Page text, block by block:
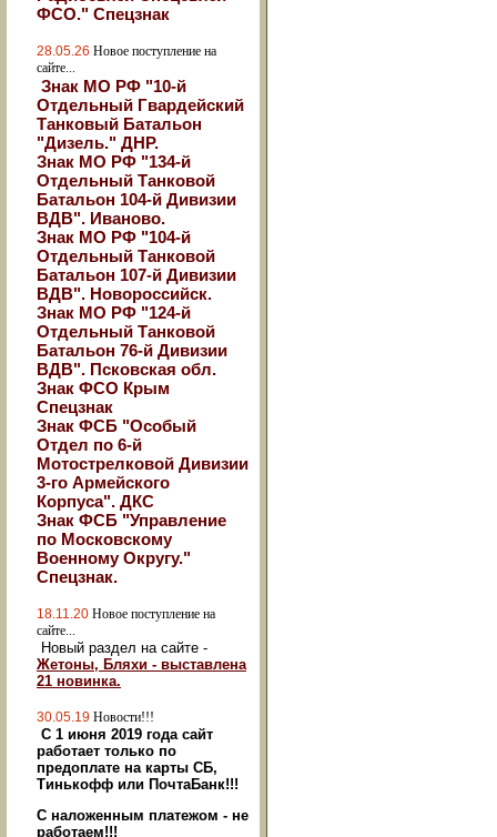
ФСО." Спецзнак
28.05.26 Новое поступление на
сайте...
Знак МО РФ "10-й
Отдельный Гвардейский
Танковый Батальон
"Дизель." ДНР.
Знак МО РФ "134-й
Отдельный Танковой
Батальон 104-й Дивизии
ВДВ". Иваново.
Знак МО РФ "104-й
Отдельный Танковой
Батальон 107-й Дивизии
ВДВ". Новороссийск.
Знак МО РФ "124-й
Отдельный Танковой
Батальон 76-й Дивизии
ВДВ". Псковская обл.
Знак ФСО Крым
Спецзнак
Знак ФСБ "Особый
Отдел по 6-й
Мотострелковой Дивизии
3-го Армейского
Корпуса". ДКС
Знак ФСБ "Управление
по Московскому
Военному Округу."
Спецзнак.
18.11.20 Новое поступление на
сайте...
Новый раздел на сайте -
Жетоны, Бляхи - выставлена
21 новинка.
30.05.19 Новости!!!
С 1 июня 2019 года сайт
работает только по
предоплате на карты СБ,
Тинькофф или ПочтаБанк!!!
С наложенным платежом - не
работаем!!!